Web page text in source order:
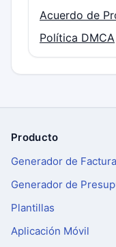
Acuerdo de
Política DMCA
Pie de página
Producto
Generador de
Generador de
Plantillas
Aplicación Móvil